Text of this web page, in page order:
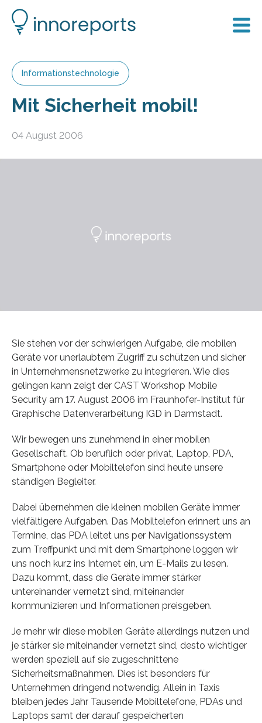
Informationstechnologie
Mit Sicherheit mobil!
04 August 2006
Sie stehen vor der schwierigen Aufgabe, die mobilen
Geräte vor unerlaubtem Zugriff zu schützen und sicher
in Unternehmensnetzwerke zu integrieren. Wie dies
gelingen kann zeigt der CAST Workshop Mobile
Security am 17. August 2006 im Fraunhofer-Institut für
Graphische Datenverarbeitung IGD in Darmstadt.
Wir bewegen uns zunehmend in einer mobilen
Gesellschaft. Ob beruflich oder privat, Laptop, PDA,
Smartphone oder Mobiltelefon sind heute unsere
ständigen Begleiter.
Dabei übernehmen die kleinen mobilen Geräte immer
vielfältigere Aufgaben. Das Mobiltelefon erinnert uns an
Termine, das PDA leitet uns per Navigationssystem
zum Treffpunkt und mit dem Smartphone loggen wir
uns noch kurz ins Internet ein, um E-Mails zu lesen.
Dazu kommt, dass die Geräte immer stärker
untereinander vernetzt sind, miteinander
kommunizieren und Informationen preisgeben.
Je mehr wir diese mobilen Geräte allerdings nutzen und
je stärker sie miteinander vernetzt sind, desto wichtiger
werden speziell auf sie zugeschnittene
Sicherheitsmaßnahmen. Dies ist besonders für
Unternehmen dringend notwendig. Allein in Taxis
bleiben jedes Jahr Tausende Mobiltelefone, PDAs und
Laptops samt der darauf gespeicherten